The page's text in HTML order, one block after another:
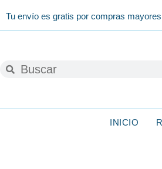
Tu envío es gratis por compras
BuscarBuscar
INICIO